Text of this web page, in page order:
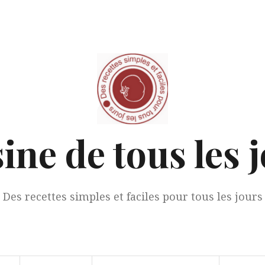
de tous les
Des recettes simples et faciles pour tous les jours